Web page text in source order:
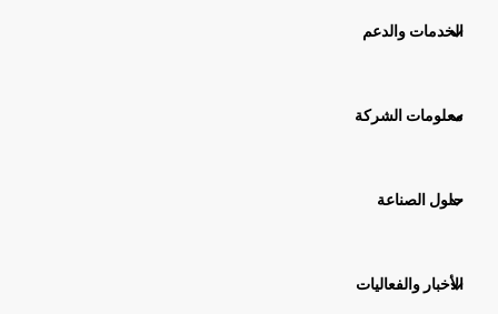
الخدمات والدعم
معلومات الشركة
حلول الصناعة
الأخبار والفعاليات